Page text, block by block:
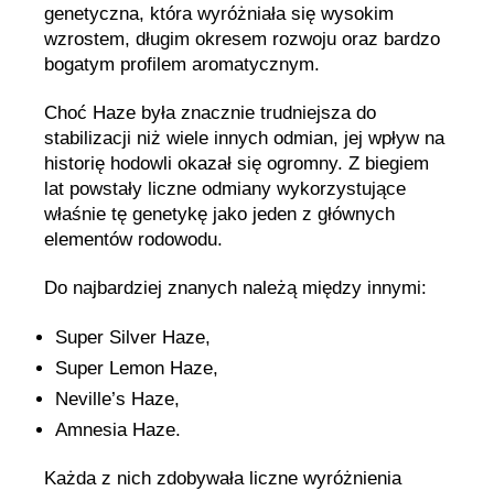
genetyczna, która wyróżniała się wysokim
wzrostem, długim okresem rozwoju oraz bardzo
bogatym profilem aromatycznym.
Choć Haze była znacznie trudniejsza do
stabilizacji niż wiele innych odmian, jej wpływ na
historię hodowli okazał się ogromny. Z biegiem
lat powstały liczne odmiany wykorzystujące
właśnie tę genetykę jako jeden z głównych
elementów rodowodu.
Do najbardziej znanych należą między innymi:
Super Silver Haze,
Super Lemon Haze,
Neville’s Haze,
Amnesia Haze.
Każda z nich zdobywała liczne wyróżnienia